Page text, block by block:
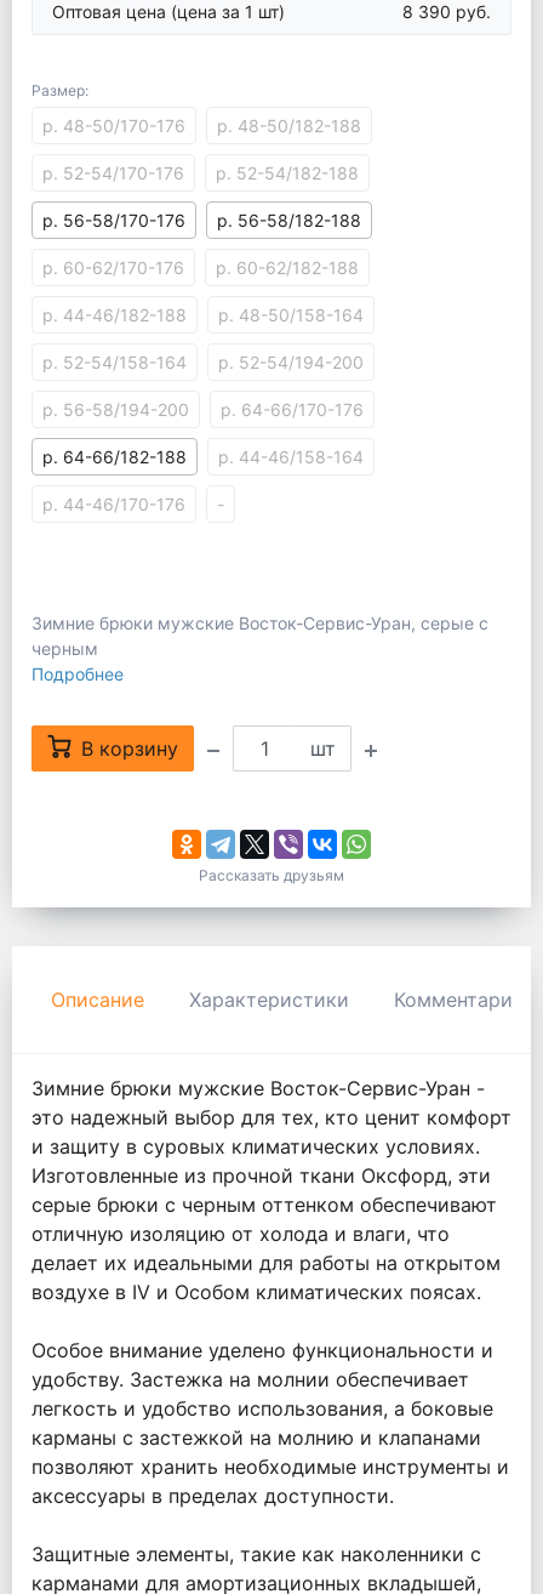
Оптовая цена (цена за 1 шт) 8 390 руб.
Размер:
р. 48-50/170-176 р. 48-50/182-188
р. 52-54/170-176 р. 52-54/182-188
р. 56-58/170-176 р. 56-58/182-188
р. 60-62/170-176 р. 60-62/182-188
р. 44-46/182-188 р. 48-50/158-164
р. 52-54/158-164 р. 52-54/194-200
р. 56-58/194-200 р. 64-66/170-176
р. 64-66/182-188 р. 44-46/158-164
р. 44-46/170-176 -
Зимние брюки мужские Восток-Сервис-Уран, серые с
черным
Подробнее
В корзину шт
Рассказать друзьям
Описание Характеристики Комментарии
Зимние брюки мужские Восток-Сервис-Уран -
это надежный выбор для тех, кто ценит комфорт
и защиту в суровых климатических условиях.
Изготовленные из прочной ткани Оксфорд, эти
серые брюки с черным оттенком обеспечивают
отличную изоляцию от холода и влаги, что
делает их идеальными для работы на открытом
воздухе в IV и Особом климатических поясах.
Особое внимание уделено функциональности и
удобству. Застежка на молнии обеспечивает
легкость и удобство использования, а боковые
карманы с застежкой на молнию и клапанами
позволяют хранить необходимые инструменты и
аксессуары в пределах доступности.
Защитные элементы, такие как наколенники с
карманами для амортизационных вкладышей,